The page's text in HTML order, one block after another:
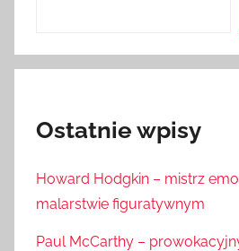
Ostatnie wpisy
Howard Hodgkin – mistrz
malarstwie figuratywnym
Paul McCarthy –